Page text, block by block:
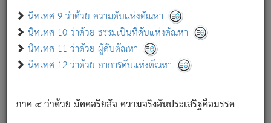
นิทเทศ 9 ว่าด้วย ความดับแห่งตัณหา
นิทเทศ 10 ว่าด้วย ธรรมเป็นที่ดับแห่งตัณหา
นิทเทศ 11 ว่าด้วย ผู้ดับตัณหา
นิทเทศ 12 ว่าด้วย อาการดับแห่งตัณหา
ภาค ๔ ว่าด้วย มัคคอริยสัจ ความจริงอันประเสริฐคือมรรค
- อุ.ขุ. ๒๕/๑๒๑/๘๔.
(ข้อความนี้ เป็นพระพุทธอุทานที่ทรงเปล่งออก ที่โคนต้นโพธิ์
เป็นที่ตรัสรู้ เมื่อตรัสรู้แล้วได้ 7 วัน)